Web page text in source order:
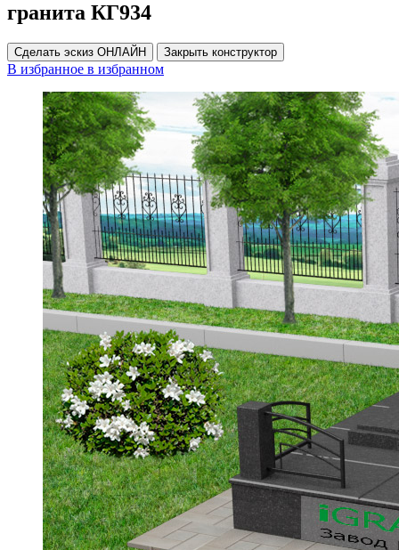
гранита КГ934
Сделать эскиз ОНЛАЙН Закрыть конструктор
В избранное в избранном